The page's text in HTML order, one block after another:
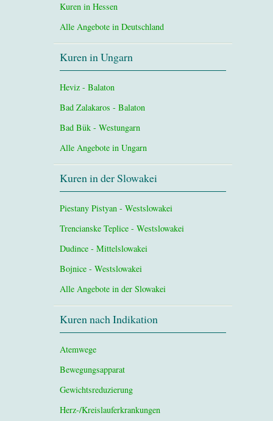
Kuren in Hessen
Alle Angebote in Deutschland
Kuren in Ungarn
Heviz - Balaton
Bad Zalakaros - Balaton
Bad Bük - Westungarn
Alle Angebote in Ungarn
Kuren in der Slowakei
Piestany Pistyan - Westslowakei
Trencianske Teplice - Westslowakei
Dudince - Mittelslowakei
Bojnice - Westslowakei
Alle Angebote in der Slowakei
Kuren nach Indikation
Atemwege
Bewegungsapparat
Gewichtsreduzierung
Herz-/Kreislauferkrankungen